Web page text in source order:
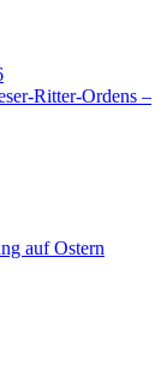
Ritter-Ordens –
auf Ostern